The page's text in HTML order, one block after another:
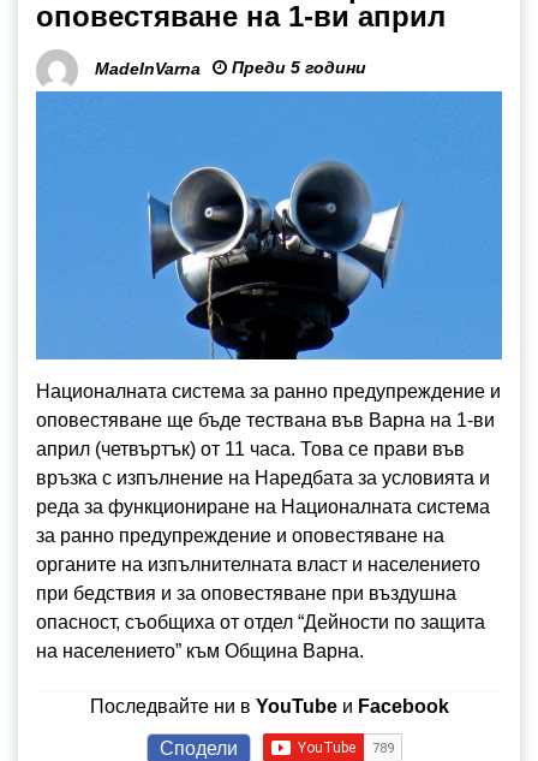
оповестяване на 1-ви април
MadeInVarna Преди 5 години
Националната система за ранно предупреждение и
оповестяване ще бъде тествана във Варна на 1-ви
април (четвъртък) от 11 часа. Това се прави във
връзка с изпълнение на Наредбата за условията и
реда за функциониране на Националната система
за ранно предупреждение и оповестяване на
органите на изпълнителната власт и населението
при бедствия и за оповестяване при въздушна
опасност, съобщиха от отдел “Дейности по защита
на населението” към Община Варна.
Последвайте ни в YouTubeи Facebook
Сподели